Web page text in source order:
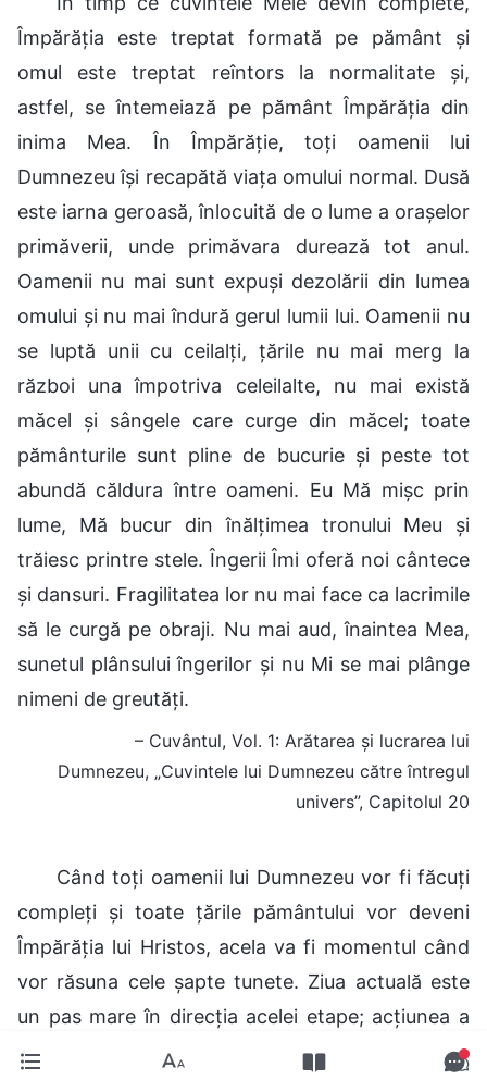
Împărăția este treptat formată pe pământ și
omul este treptat reîntors la normalitate și,
astfel, se întemeiază pe pământ Împărăția din
inima Mea. În Împărăție, toți oamenii lui
Dumnezeu își recapătă viața omului normal. Dusă
este iarna geroasă, înlocuită de o lume a orașelor
primăverii, unde primăvara durează tot anul.
Oamenii nu mai sunt expuși dezolării din lumea
omului și nu mai îndură gerul lumii lui. Oamenii nu
se luptă unii cu ceilalți, țările nu mai merg la
război una împotriva celeilalte, nu mai există
măcel și sângele care curge din măcel; toate
pământurile sunt pline de bucurie și peste tot
abundă căldura între oameni. Eu Mă mișc prin
lume, Mă bucur din înălțimea tronului Meu și
trăiesc printre stele. Îngerii Îmi oferă noi cântece
și dansuri. Fragilitatea lor nu mai face ca lacrimile
să le curgă pe obraji. Nu mai aud, înaintea Mea,
sunetul plânsului îngerilor și nu Mi se mai plânge
nimeni de greutăți.
– Cuvântul, Vol. 1: Arătarea și lucrarea lui
Dumnezeu, „Cuvintele lui Dumnezeu către întregul
univers”, Capitolul 20
Când toți oamenii lui Dumnezeu vor fi făcuți
compleți și toate țările pământului vor deveni
Împărăția lui Hristos, acela va fi momentul când
vor răsuna cele șapte tunete. Ziua actuală este
un pas mare în direcția acelei etape; acțiunea a
fost declanșată către acea zi. Acesta este planul